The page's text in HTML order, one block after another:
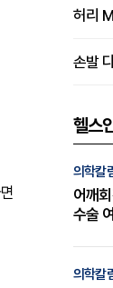
헬스
의학칼
어깨
수술
의학칼